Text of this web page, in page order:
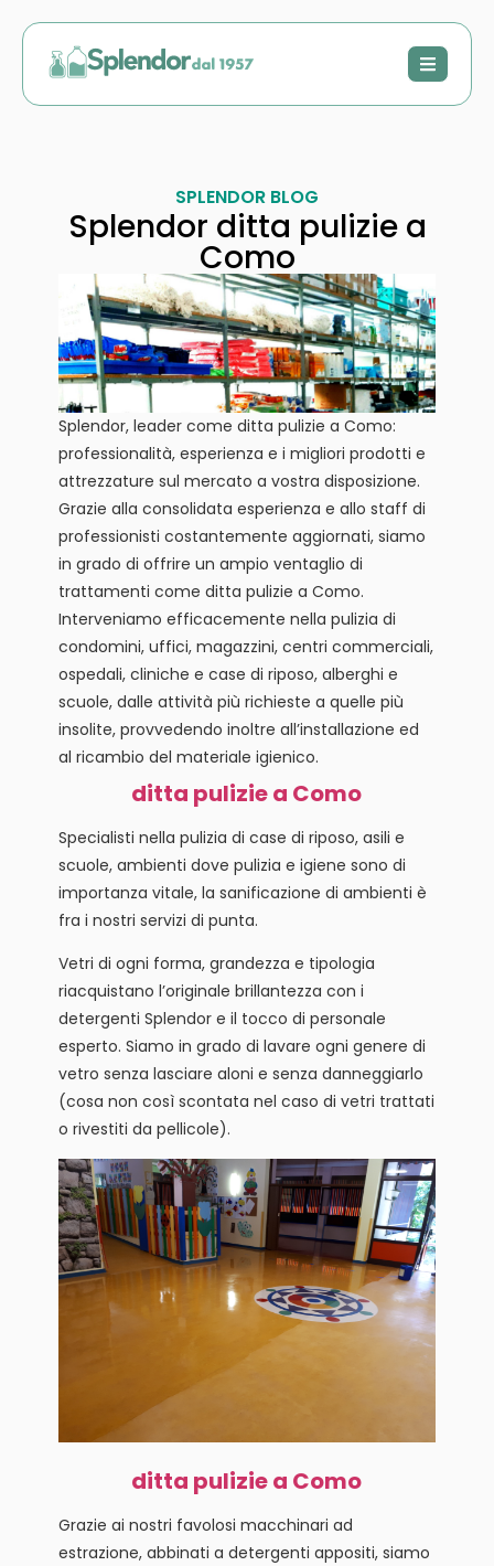
SPLENDOR BLOG
Splendor ditta pulizie a
Como
Splendor, leader come ditta pulizie a Como:
professionalità, esperienza e i migliori prodotti e
attrezzature sul mercato a vostra disposizione.
Grazie alla consolidata esperienza e allo staff di
professionisti costantemente aggiornati, siamo
in grado di offrire un ampio ventaglio di
trattamenti come ditta pulizie a Como.
Interveniamo efficacemente nella pulizia di
condomini, uffici, magazzini, centri commerciali,
ospedali, cliniche e case di riposo, alberghi e
scuole, dalle attività più richieste a quelle più
insolite, provvedendo inoltre all’installazione ed
al ricambio del materiale igienico.
ditta pulizie a Como
Specialisti nella pulizia di case di riposo, asili e
scuole, ambienti dove pulizia e igiene sono di
importanza vitale, la sanificazione di ambienti è
fra i nostri servizi di punta.
Vetri di ogni forma, grandezza e tipologia
riacquistano l’originale brillantezza con i
detergenti Splendor e il tocco di personale
esperto. Siamo in grado di lavare ogni genere di
vetro senza lasciare aloni e senza danneggiarlo
(cosa non così scontata nel caso di vetri trattati
o rivestiti da pellicole).
ditta pulizie a Como
Grazie ai nostri favolosi macchinari ad
estrazione, abbinati a detergenti appositi, siamo